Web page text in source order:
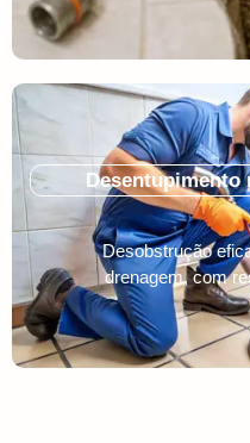
Desentupimento
Desobstrução
drenagem, com